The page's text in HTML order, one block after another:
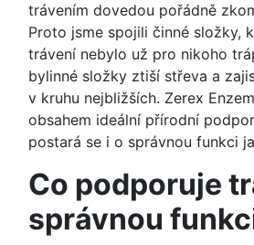
trávením dovedou pořádně
Proto jsme spojili činné složky,
trávení nebylo už pro nikoho
bylinné složky ztiší střeva a
v kruhu nejbližších. Zerex
obsahem ideální přírodní
postará se i o správnou funkci
Co podporuje
správnou